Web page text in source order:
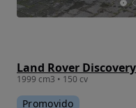
1999 cm3 • 150 cv
Promovido